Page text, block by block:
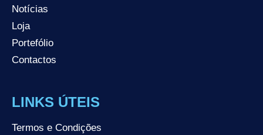
Notícias
Loja
Portefólio
Contactos
LINKS ÚTEIS
Termos e Condições